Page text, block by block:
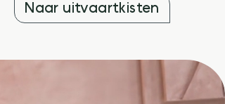
Naar uitvaartkisten